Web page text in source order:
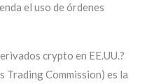
el uso de órdenes
crypto en EE.UU.?
Trading Commission) es la